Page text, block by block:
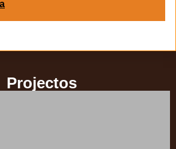
Projectos